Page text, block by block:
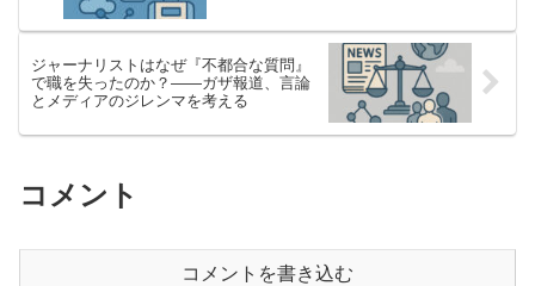
ジャーナリストはなぜ『不都合な質問』
で職を失ったのか？――ガザ報道、言論
とメディアのジレンマを考える
コメント
コメントを書き込む